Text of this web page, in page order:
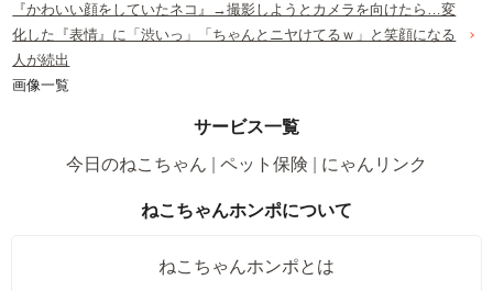
『かわいい顔をしていたネコ』→撮影しようとカメラを向けたら…変
化した『表情』に「渋いっ」「ちゃんとニヤけてるｗ」と笑顔になる
人が続出
画像一覧
サービス一覧
今日のねこちゃん
ペット保険 にゃんリンク
ねこちゃんホンポについて
ねこちゃんホンポとは